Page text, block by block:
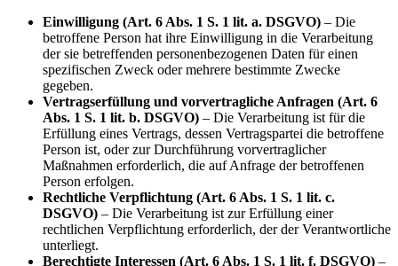
Einwilligung (Art. 6 Abs. 1 S. 1 lit. a. DSGVO) – Die
betroffene Person hat ihre Einwilligung in die Verarbeitung
der sie betreffenden personenbezogenen Daten für einen
spezifischen Zweck oder mehrere bestimmte Zwecke
gegeben.
Vertragserfüllung und vorvertragliche Anfragen (Art. 6
Abs. 1 S. 1 lit. b. DSGVO) – Die Verarbeitung ist für die
Erfüllung eines Vertrags, dessen Vertragspartei die betroffene
Person ist, oder zur Durchführung vorvertraglicher
Maßnahmen erforderlich, die auf Anfrage der betroffenen
Person erfolgen.
Rechtliche Verpflichtung (Art. 6 Abs. 1 S. 1 lit. c.
DSGVO) – Die Verarbeitung ist zur Erfüllung einer
rechtlichen Verpflichtung erforderlich, der der Verantwortliche
unterliegt.
Berechtigte Interessen (Art. 6 Abs. 1 S. 1 lit. f. DSGVO) –